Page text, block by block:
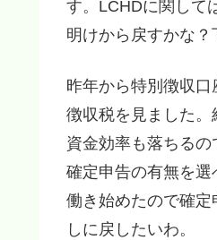
す。LCHDに関して
明けから戻すかな？
昨年から特別徴収
徴収税を見ました。
資金効率も落ちるの
確定申告の有無を選
働き始めたので確
しに戻したいわ。